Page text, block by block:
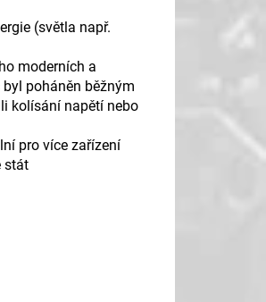
(světla např.
moderních a
poháněn běžným
kolísání napětí nebo
pro více zařízení
stát